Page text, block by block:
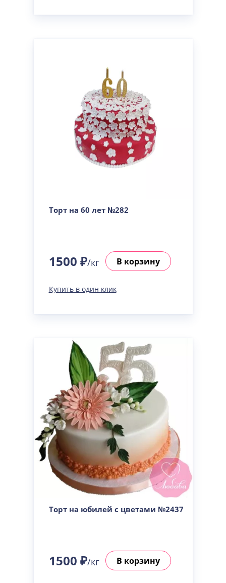
Торт на 60 лет №282
1500 ₽/кг В корзину
Купить в один клик
Торт на юбилей с цветами №2437
1500 ₽/кг В корзину